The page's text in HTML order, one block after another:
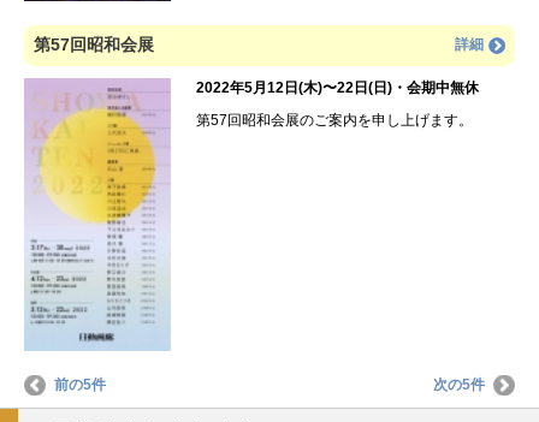
第57回昭和会展 詳細
2022年5月12日(木)〜22日(日)・会期中無休
第57回昭和会展のご案内を申し上げます。
前の5件 次の5件